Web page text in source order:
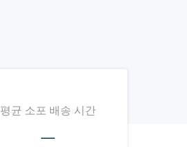
평균 소포 배송 시간
—